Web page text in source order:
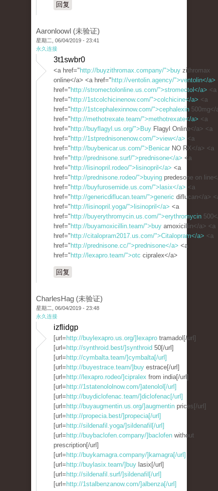
回复
Aaronloowl (未验证)
星期二, 06/04/2019 - 23:41
永久连接
3t1swbr0
<a href=" http://buyzithromax.company/">buy zithromax
online</a> <a href=" http://ventolin.agency/">ventolin</a>
href=" http://stromectolonline.us.com/">stromectol</a> <a
href=" http://1stcolchicinenow.com/">colchicine</a> <a
href=" http://1stcephalexinnow.com/">cephalexin 500mg</
href=" http://methotrexate.team/">methotrexate</a> <a
href=" http://buyflagyl.us.org/">Buy Flagyl Online</a> <a
href=" http://1stprednisonenow.com/">view</a> <a
href=" http://buybenicar.us.com/">Benicar NO RX</a> <a
href=" http://prednisone.surf/">prednisone</a> <a
href=" http://lisinopril.rodeo/">lisinopril</a> <a
href=" http://prednisone.rodeo/">buying predesone on
href=" http://buyfurosemide.us.com/">lasix</a> <a
href=" http://genericdiflucan.team/">generic diflucan</a>
href=" http://lisinopril.yoga/">lisinopril</a> <a
href=" http://buyerythromycin.us.com/">erythromycin
href=" http://buyamoxicillin.team/">buy amoxicillin</a> <a
href=" http://citalopram2017.us.com/">Citalopram</a> <a
href=" http://prednisone.cc/">prednisone</a> <a
href=" http://lexapro.team/">otc cipralex</a>
回复
CharlesHag (未验证)
星期二, 06/04/2019 - 23:48
永久连接
izflidgp
[url= http://buylexapro.us.org/]lexapro tramadol[/url]
[url= http://synthroid.best/]synthroid 50[/url]
[url= http://cymbalta.team/]cymbalta[/url]
[url= http://buyestrace.team/]buy estrace[/url]
[url= http://lexapro.rodeo/]cipralex from india[/url]
[url= http://1statenololnow.com/]atenolol[/url]
[url= http://buydiclofenac.team/]diclofenac[/url]
[url= http://buyaugmentin.us.org/]augmentin prices[/url]
[url= http://propecia.best/]propecia[/url]
[url= http://sildenafil.yoga/]sildenafil[/url]
[url= http://buybaclofen.company/]baclofen without
prescription[/url]
[url= http://buykamagra.company/]kamagra[/url]
[url= http://buylasix.team/]buy lasix[/url]
[url= http://sildenafil.surf/]sildenafil[/url]
[url= http://1stalbenzanow.com/]albenza[/url]